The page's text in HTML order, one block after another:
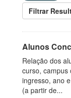
Filtrar
Alunos
Relação dos
curso, campus
ingresso, ano
(a partir de...